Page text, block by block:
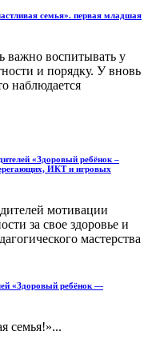
семья». первая младшая
важно воспитывать у
и порядку. У вновь
наблюдается
«Здоровый ребёнок –
ИКТ и игровых
мотивации
за свое здоровье и
мастерства
«Здоровый ребёнок —
семья!»...